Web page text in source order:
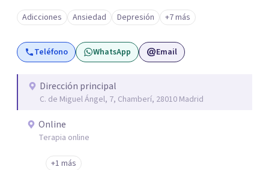
terapia te resultará de utilidad y te ayudará a conseguir
tus objetivos. Entre nuestras especialidades destaca la
terapia de pareja y sexual, así como el tratamiento de
problemas emocionales, obsesiones, ansiedad , estrés,
además con un servicio de hipnosis regresiva para el
trabajo de "Terapia del Alma".
Adicciones Ansiedad Depresión +7 más
Teléfono WhatsApp Email
Dirección principal
C. de Miguel Ángel, 7, Chamberí, 28010 Madrid
Online
Terapia online
+1 más